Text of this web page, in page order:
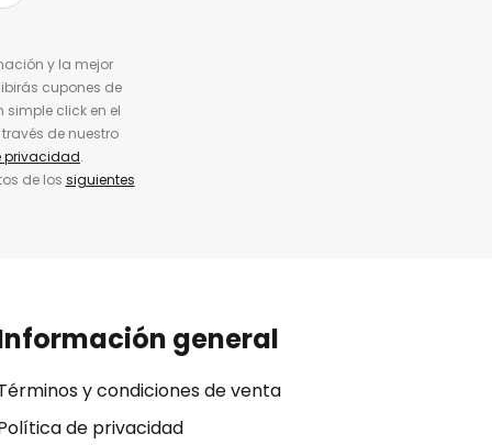
y la mejor
cupones de
click en el
de nuestro
privacidad.
de los siguientes
general
y condiciones de venta
de privacidad